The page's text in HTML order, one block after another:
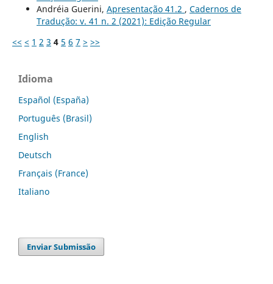
Andréia Guerini, Apresentação 41.2 , Cadernos de
Tradução: v. 41 n. 2 (2021): Edição Regular
<< < 1 2 3 4 5 6 7 > >>
Idioma
Español (España)
Português (Brasil)
English
Deutsch
Français (France)
Italiano
Enviar Submissão